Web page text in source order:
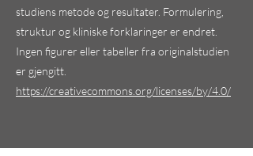
vann?
studiens metode og resultater. Formulering,
struktur og kliniske forklaringer er endret.
Ingen figurer eller tabeller fra originalstudien
er gjengitt.
https://creativecommons.org/licenses/by/4.0/